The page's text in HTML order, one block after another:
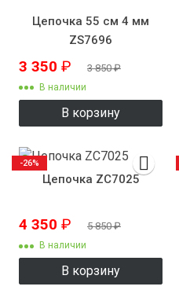
Цепочка 55 см 4 мм
ZS7696
3 350 ₽ 3 850₽
В наличии
В корзину
Цепочка ZC7025
4 350 ₽ 5 850₽
В наличии
В корзину
-26%